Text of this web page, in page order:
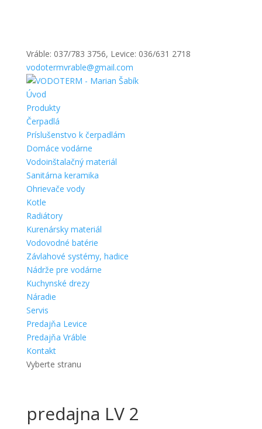
Vráble: 037/783 3756, Levice: 036/631 2718
vodotermvrable@gmail.com
Úvod
Produkty
Čerpadlá
Príslušenstvo k čerpadlám
Domáce vodárne
Vodoinštalačný materiál
Sanitárna keramika
Ohrievače vody
Kotle
Radiátory
Kurenársky materiál
Vodovodné batérie
Závlahové systémy, hadice
Nádrže pre vodárne
Kuchynské drezy
Náradie
Servis
Predajňa Levice
Predajňa Vráble
Kontakt
Vyberte stranu
predajna LV 2